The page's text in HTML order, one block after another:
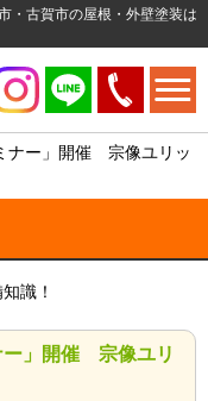
・古賀市の屋根・外壁塗装は
ナー」開催 宗像ユリッ
識！
ー」開催 宗像ユリ